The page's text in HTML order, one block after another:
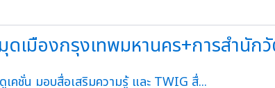
ดเมืองกรุงเทพมหานคร+การสำนั